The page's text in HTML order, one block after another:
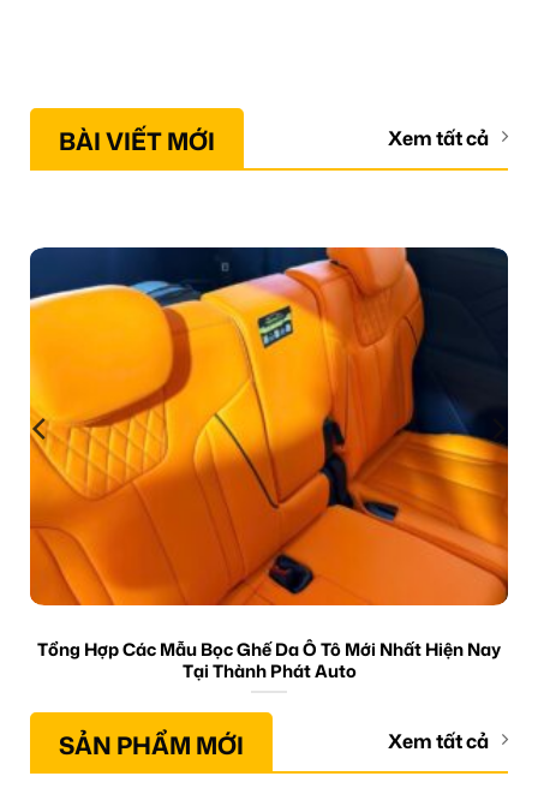
BÀI VIẾT MỚI Xem tất cả
Tổng Hợp Các Mẫu Bọc Ghế Da Ô Tô Mới Nhất Hiện Nay
Tại Thành Phát Auto
SẢN PHẨM MỚI Xem tất cả